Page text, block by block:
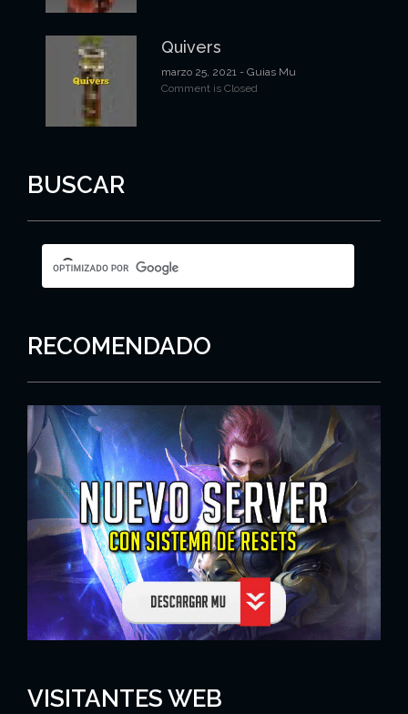
Quivers
marzo 25, 2021 - Guias Mu
Comment is Closed
BUSCAR
RECOMENDADO
VISITANTES WEB